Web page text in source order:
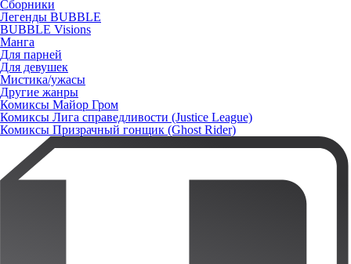
Сборники
Легенды BUBBLE
BUBBLE Visions
Манга
Для парней
Для девушек
Мистика/ужасы
Другие жанры
Комиксы Майор Гром
Комиксы Лига справедливости (Justice League)
Комиксы Призрачный гонщик (Ghost Rider)